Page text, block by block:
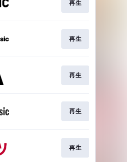
再生
再生
再生
再生
再生